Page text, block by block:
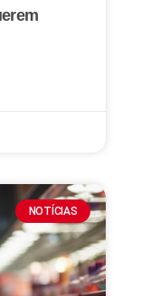
NOTÍCIAS